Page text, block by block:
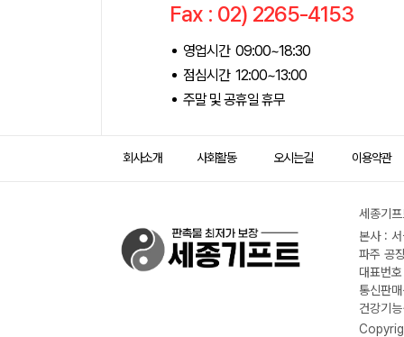
Fax : 02) 2265-4153
영업시간 09:00~18:30
점심시간 12:00~13:00
주말 및 공휴일 휴무
회사소개 사회활동 오시는길 이용약관
세종기
본사 :
파주 공
대표번
통신판
건강기